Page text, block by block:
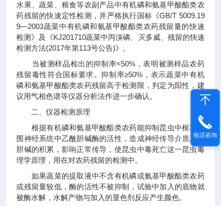
水果、蔬菜、粮食等农副产品中有机磷和氨基甲酸酯类农
药残留的快速定性检测，并严格执行国标《GB/T 5009.19
9—2003蔬菜中有机磷和氨基甲酸酯类农药残留量的快速
检测》及《KJ201710蔬菜中丙溴磷、灭多威、残留的快速
检测方法(2017年第113号公告)》。
当被测样品检出的抑制率<50%，表明被测样品农药
残留毒性符合国标要求。抑制率≥50%，表示蔬菜中有机
磷和氨基甲酸酯类农药残留高于检测限，判定为阳性，建
议用气相色谱等仪器分析法作进一步确认。
二、仪器检测原理
根据有机磷和氨基甲酸酯类农药能抑制昆虫中枢和周
围神经系统中乙酰胆碱酶的活性，造成神经传导介质乙酰
胆碱的积累，影响正常传导，使昆虫中毒死亡这一昆虫毒
理学原理，用在对农药残留的检测中。
如果蔬菜的提取液中不含有机磷或氨基甲酸酯类农药
或残留量较低，酶的活性不被抑制，试验中加入的底物就
被酶水解，水解产物与加入的显色剂反应产生颜色。
电话咨询